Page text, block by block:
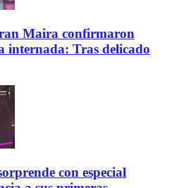
Maira confirmaron
internada: Tras delicado
con especial